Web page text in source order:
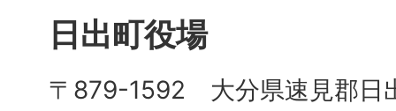
日出町役場
〒879-1592 大分県速見郡日